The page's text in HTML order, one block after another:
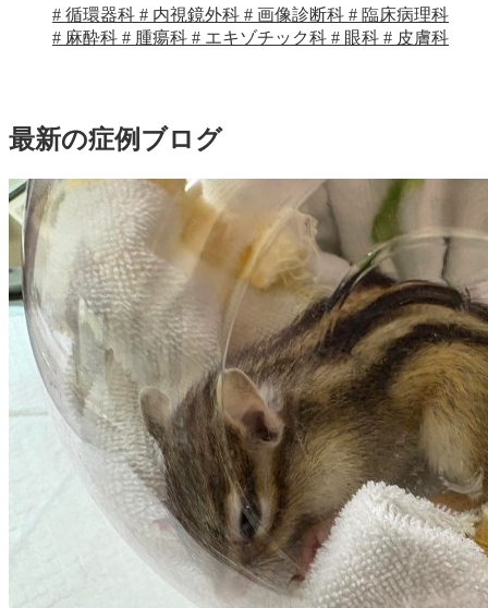
# 循環器科 # 内視鏡外科 # 画像診断科 # 臨床病理科
# 麻酔科 # 腫瘍科 # エキゾチック科 # 眼科 # 皮膚科
最新の症例ブログ